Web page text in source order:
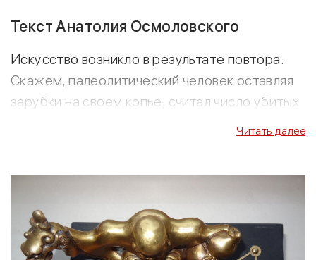
Текст Анатолия Осмоловского
Искусство возникло в результате повтора.
Скажем, палеолитический человек оставляя
зарубки на своем копье, считал число убитых
Принцип повтора для искусства регулятивен.
Повтор есть практически везде. Он работает
Читать далее